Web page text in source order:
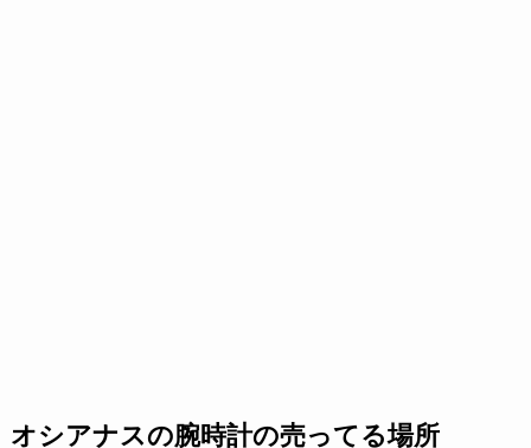
オシアナスの腕時計の売ってる場所